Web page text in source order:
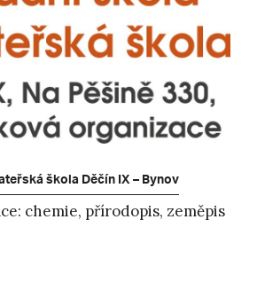
škola Děčín IX – Bynov
chemie, přírodopis, zeměpis